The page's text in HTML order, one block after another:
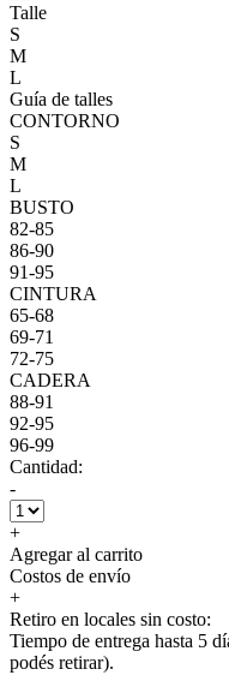
Talle
S
M
L
Guía de talles
CONTORNO
S
M
L
BUSTO
82-85
86-90
91-95
CINTURA
65-68
69-71
72-75
CADERA
88-91
92-95
96-99
Cantidad:
-
+
Agregar al carrito
Costos de envío
+
Retiro en locales sin costo:
Tiempo de entrega hasta 5
podés retirar).